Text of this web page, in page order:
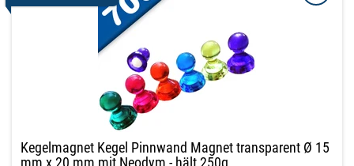
Kegelmagnet Kegel Pinnwand Magnet transparent Ø 15
mm x 20 mm mit Neodym - hält 250g